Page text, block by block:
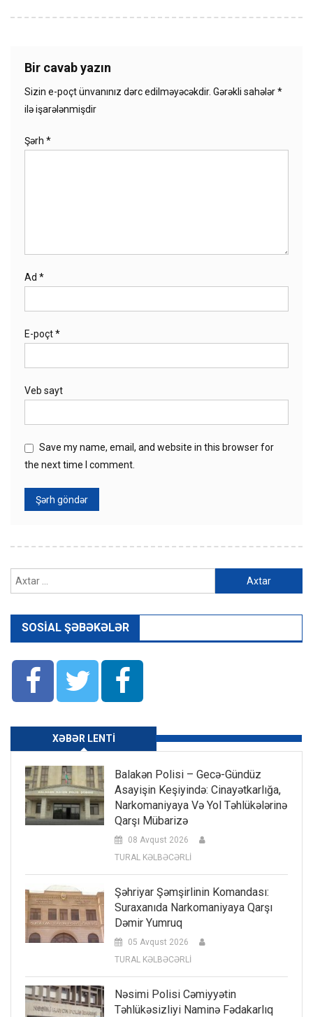
Bir cavab yazın
Sizin e-poçt ünvanınız dərc edilməyəcəkdir. Gərəkli sahələr*
ilə işarələnmişdir
Şərh *
Ad *
E-poçt*
Veb sayt
Save my name, email, and website in this browser for
the next time I comment.
SOSIAL ŞƏBƏKƏLƏR
XƏBƏR LENTI
Balakən Polisi – Gecə-Gündüz
Asayişin Keşiyində: Cinayətkarlığa,
Narkomaniyaya Və Yol Təhlükələrinə
Qarşı Mübarizə
08 Avqust 2026
TURAL KƏLBƏCƏRLİ
Şəhriyar Şəmşirlinin Komandası:
Suraxanıda Narkomaniyaya Qarşı
Dəmir Yumruq
05 Avqust 2026
TURAL KƏLBƏCƏRLİ
Nəsimi Polisi Cəmiyyətin
Təhlükəsizliyi Naminə Fədakarlıq